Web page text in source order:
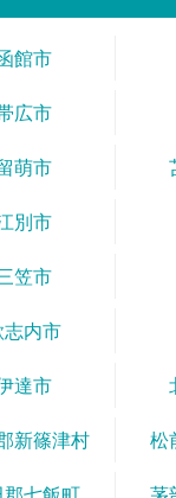
館市
広市
萌市
別市
笠市
志内市
達市
新篠津村 松